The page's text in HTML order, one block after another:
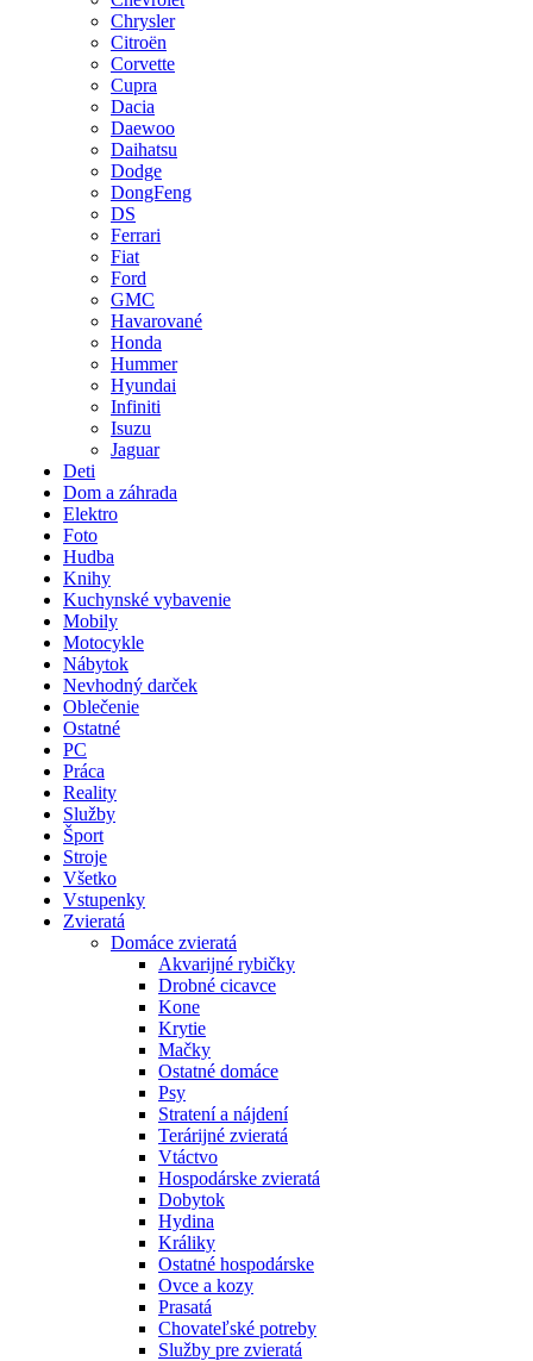
Chrysler
Citroën
Corvette
Cupra
Dacia
Daewoo
Daihatsu
Dodge
DongFeng
DS
Ferrari
Fiat
Ford
GMC
Havarované
Honda
Hummer
Hyundai
Infiniti
Isuzu
Jaguar
Deti
Dom a záhrada
Elektro
Foto
Hudba
Knihy
Kuchynské vybavenie
Mobily
Motocykle
Nábytok
Nevhodný darček
Oblečenie
Ostatné
PC
Práca
Reality
Služby
Šport
Stroje
Všetko
Vstupenky
Zvieratá
Domáce zvieratá
Akvarijné rybičky
Drobné cicavce
Kone
Krytie
Mačky
Ostatné domáce
Psy
Stratení a nájdení
Terárijné zvieratá
Vtáctvo
Hospodárske zvieratá
Dobytok
Hydina
Králiky
Ostatné hospodárske
Ovce a kozy
Prasatá
Chovateľské potreby
Služby pre zvieratá